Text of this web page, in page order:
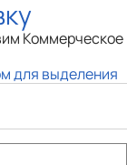
Коммерческое
для выделения